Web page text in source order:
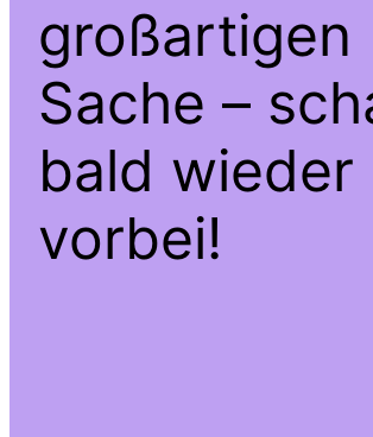
großartigen
Sache –
bald wieder
vorbei!